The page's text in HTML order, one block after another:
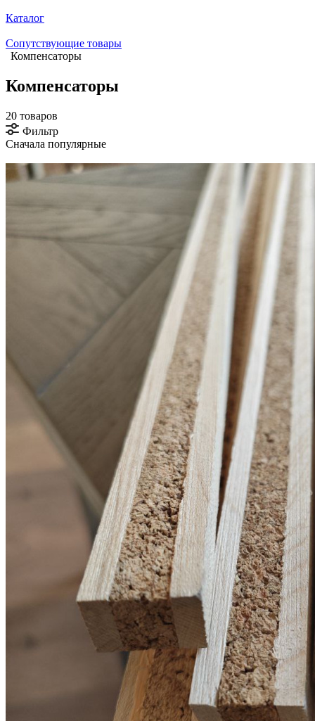
Каталог
Сопутствующие товары
Компенсаторы
Компенсаторы
20 товаров
Фильтр
Сначала популярные